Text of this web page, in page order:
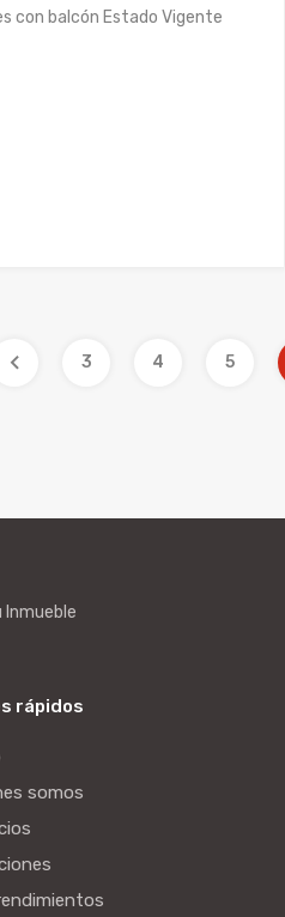
con balcón Estado Vigente
3 4 5
Inmueble
rápidos
somos